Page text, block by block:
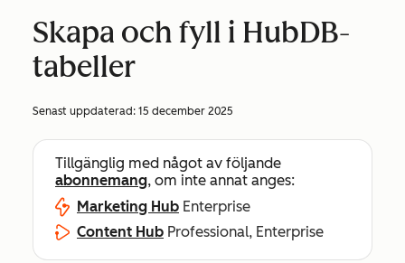
Skapa och fyll i HubDB-
tabeller
Senast uppdaterad: 15 december 2025
Tillgänglig med något av följande
abonnemang, om inte annat anges:
Marketing Hub Enterprise
Content Hub Professional, Enterprise